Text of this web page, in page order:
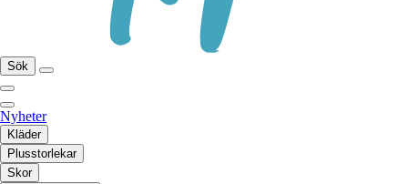
Sök
Nyheter
Kläder
Plusstorlekar
Skor